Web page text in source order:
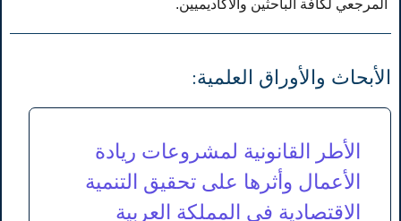
المرجعي لكافة الباحثين والأكاديميين.
الأبحاث والأوراق العلمية:
الأطر القانونية لمشروعات ريادة
الأعمال وأثرها على تحقيق التنمية
الاقتصادية في المملكة العربية